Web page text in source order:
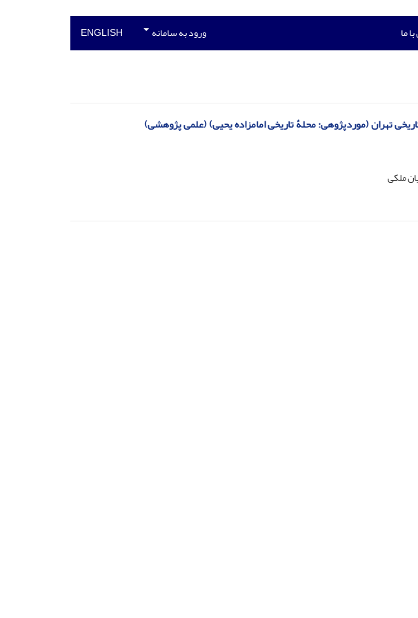
ما ورود به سامانه ENGLISH
تهران (موردپژوهی: محلۀ تاریخی امامزاده یحیی) (علمی پژوهشی)
ملکی